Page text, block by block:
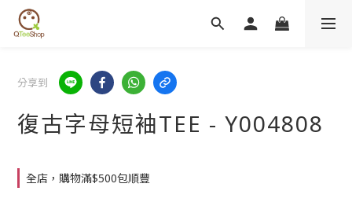
分享到
復古字母短袖TEE - Y004808
全店，購物滿$500包順豐